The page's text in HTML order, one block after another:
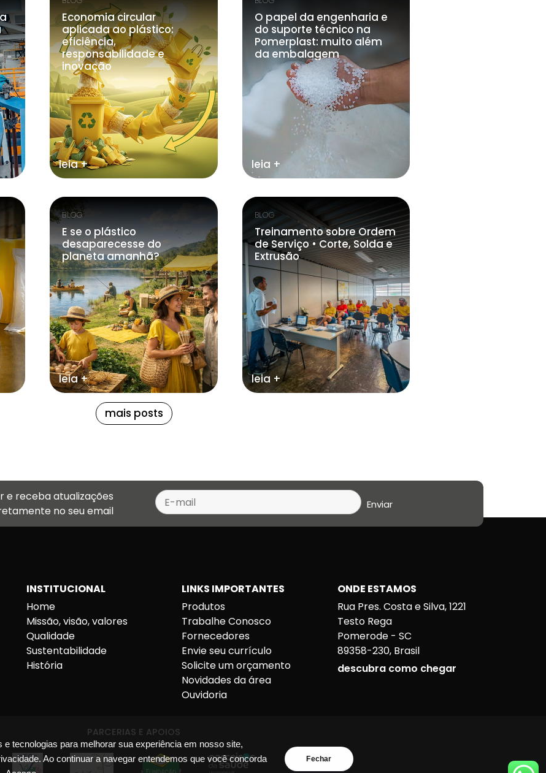
e tecnologias para melhorar sua experiência em nosso site,
Ao continuar a navegar entendemos que você concorda
Fechar
Economia circular
aplicada ao plástico:
eficiência,
responsabilidade e
inovação
leia +
O papel da engenharia e
do suporte técnico na
Pomerplast: muito além
da embalagem
leia +
BLOG
E se o plástico
desaparecesse do
planeta amanhã?
leia +
BLOG
Treinamento sobre Ordem
de Serviço • Corte, Solda e
Extrusão
leia +
mais posts
e receba atualizações
no seu email
INSTITUCIONAL
Home
Missão, visão, valores
Qualidade
Sustentabilidade
História
LINKS IMPORTANTES
Produtos
Trabalhe Conosco
Fornecedores
Envie seu currículo
Solicite um orçamento
Novidades da área
Ouvidoria
ONDE ESTAMOS
Rua Pres. Costa e Silva, 1221
Testo Rega
Pomerode - SC
89358-230, Brasil
descubra como chegar
PARCERIAS E APOIOS